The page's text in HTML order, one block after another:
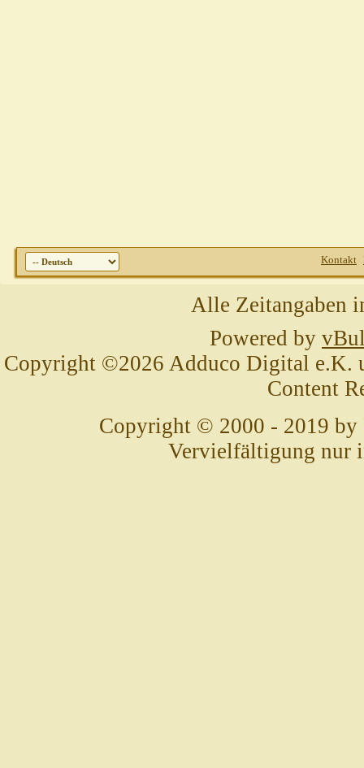
Kontakt
Alle Zeitangaben
Powered by
Copyright ©2026 Adduco Digital e.K.
Content
Copyright © 2000 - 2019 by
Vervielfältigung nur